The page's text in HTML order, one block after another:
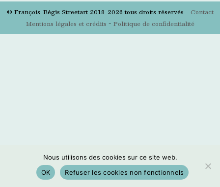
© François-Régis Streetart 2018-2026 tous droits réservés - Contact
Mentions légales et crédits - Politique de confidentialité
Nous utilisons des cookies sur ce site web.
OK
Refuser les cookies non fonctionnels